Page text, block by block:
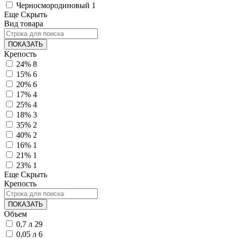
Черносмородиновый 1
Еще Скрыть
Вид товара
ПОКАЗАТЬ
Крепость
24% 8
15% 6
20% 6
17% 4
25% 4
18% 3
35% 2
40% 2
16% 1
21% 1
23% 1
Еще Скрыть
Крепость
ПОКАЗАТЬ
Объем
0,7 л 29
0,05 л 6